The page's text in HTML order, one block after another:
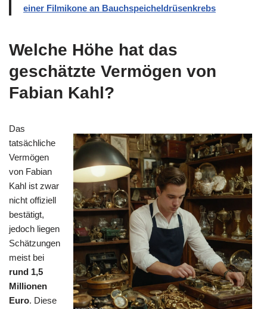
einer Filmikone an Bauchspeicheldrüsenkrebs
Welche Höhe hat das
geschätzte Vermögen von
Fabian Kahl?
Das
tatsächliche
Vermögen
von Fabian
Kahl ist zwar
nicht offiziell
bestätigt,
jedoch liegen
Schätzungen
meist bei
rund 1,5
Millionen
Euro. Diese